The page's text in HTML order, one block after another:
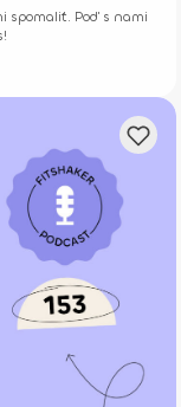
spomaliť. Poď s nami